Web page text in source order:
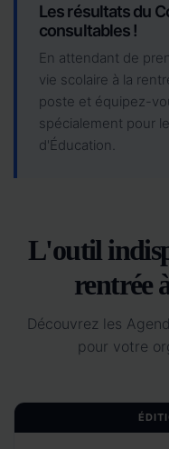
Les résultats du
consultables !
En attendant de
vie scolaire à la
poste et équipez-
spécialement pour
d'Éducation.
L'outil
rentrée
Découvrez les
pour votre